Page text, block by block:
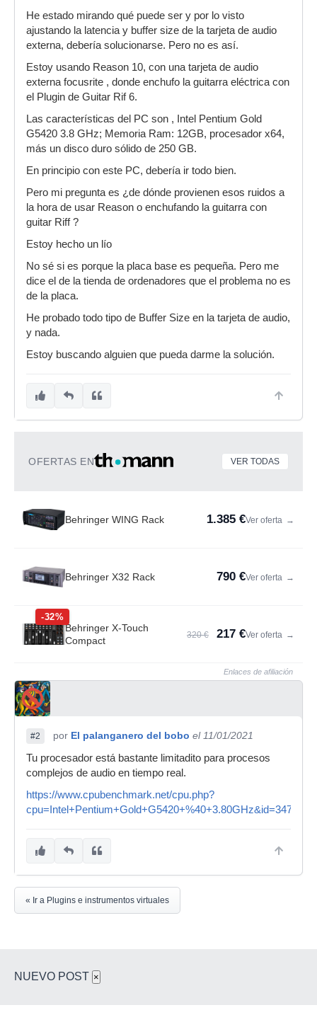
He estado mirando qué puede ser y por lo visto
ajustando la latencia y buffer size de la tarjeta de audio
externa, debería solucionarse. Pero no es así.
Estoy usando Reason 10, con una tarjeta de audio
externa focusrite , donde enchufo la guitarra eléctrica con
el Plugin de Guitar Rif 6.
Las características del PC son , Intel Pentium Gold
G5420 3.8 GHz; Memoria Ram: 12GB, procesador x64,
más un disco duro sólido de 250 GB.
En principio con este PC, debería ir todo bien.
Pero mi pregunta es ¿de dónde provienen esos ruidos a
la hora de usar Reason o enchufando la guitarra con
guitar Riff ?
Estoy hecho un lío
No sé si es porque la placa base es pequeña. Pero me
dice el de la tienda de ordenadores que el problema no es
de la placa.
He probado todo tipo de Buffer Size en la tarjeta de audio,
y nada.
Estoy buscando alguien que pueda darme la solución.
OFERTAS EN VER TODAS
Behringer WING Rack 1.385 €Ver oferta →
Behringer X32 Rack 790 €Ver oferta →
-32%
Behringer X-Touch
Compact
320 € 217 €Ver oferta →
Enlaces de afiliación
#2 por El palanganero del bobo el 11/01/2021
Tu procesador está bastante limitadito para procesos
complejos de audio en tiempo real.
https://www.cpubenchmark.net/cpu.php?
cpu=Intel+Pentium+Gold+G5420+%40+3.80GHz&id=3471
« Ir a Plugins e instrumentos virtuales
NUEVO POST ×